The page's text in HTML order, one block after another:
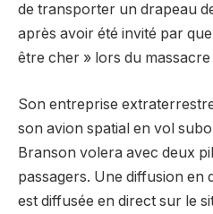
de transporter un drapeau
après avoir été invité par
être cher » lors du massacre
Son entreprise
son avion spatial en vol
Branson volera avec deux
passagers. Une diffusion en
est diffusée en direct sur le